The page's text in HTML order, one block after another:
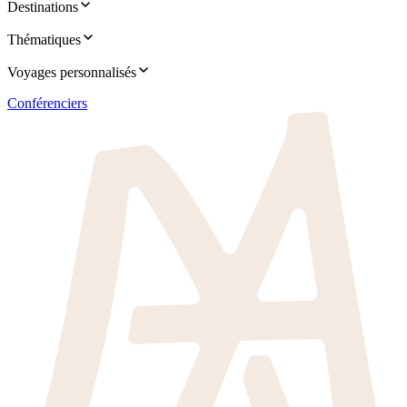
Destinations
Thématiques
Voyages personnalisés
Conférenciers